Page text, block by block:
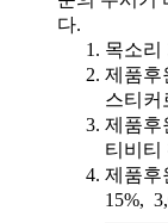
다.
목소리
제품후
스티커
제품후
티비티
제품후
15%,